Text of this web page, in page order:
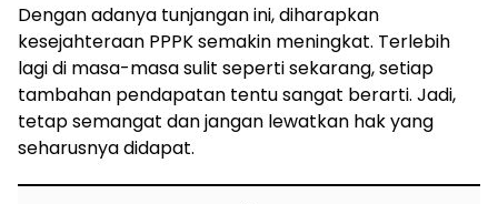
Dengan adanya tunjangan ini, diharapkan
kesejahteraan PPPK semakin meningkat. Terlebih
lagi di masa-masa sulit seperti sekarang, setiap
tambahan pendapatan tentu sangat berarti. Jadi,
tetap semangat dan jangan lewatkan hak yang
seharusnya didapat.